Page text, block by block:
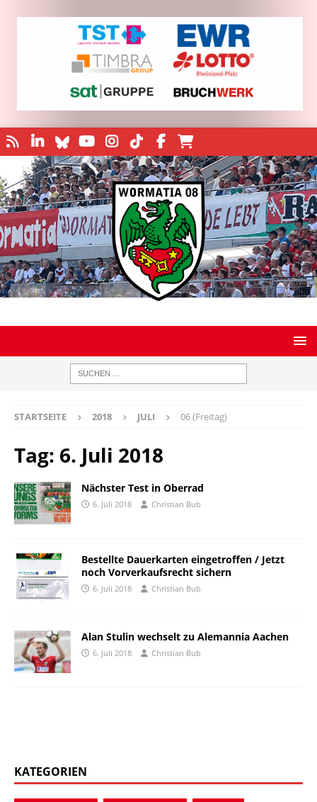
STARTSEITE 2018 JULI 06 (Freitag)
Tag: 6. Juli 2018
Nächster Test in Oberrad
6. Juli 2018 Christian Bub
Bestellte Dauerkarten eingetroffen / Jetzt
noch Vorverkaufsrecht sichern
6. Juli 2018 Christian Bub
Alan Stulin wechselt zu Alemannia Aachen
6. Juli 2018 Christian Bub
KATEGORIEN